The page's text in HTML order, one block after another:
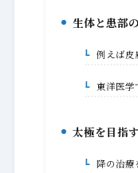
3.生体と患部
3-1.例えば皮
3-1-1.
東洋医学
4.太極を目指す
4-1.降の治療